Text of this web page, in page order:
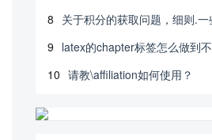
8 关于积分的获取问题，细则.
9 latex的chapter标签怎么做到
10 请教\affiliation如何使用？